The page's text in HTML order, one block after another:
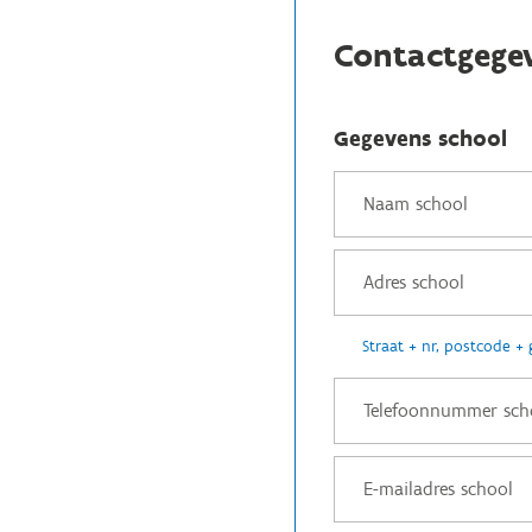
Gegevens school
Straat + nr, postcode +